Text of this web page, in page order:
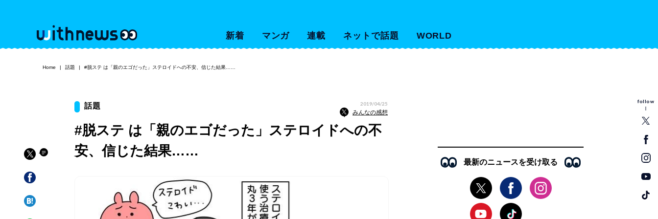
新着 マンガ 連載 ネットで話題 WORLD
follow
Home 話題 #脱ステ は「親のエゴだった」ステロイドへの不安、信じた結果……
話題 2019/04/25
みんなの感想
#脱ステ は「親のエゴだった」ステロイドへの不
安、信じた結果……
最新のニュースを受け取る